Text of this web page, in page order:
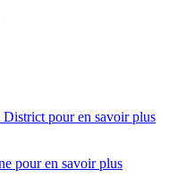
District pour en savoir plus
pour en savoir plus